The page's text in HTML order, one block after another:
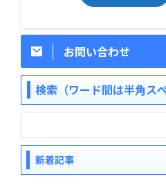
お問い合わせ
検索（ワード間は半角スペ
新着記事